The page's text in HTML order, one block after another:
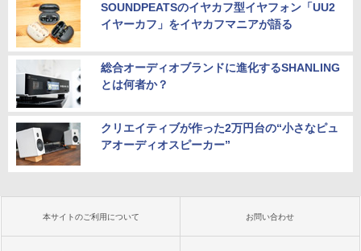
SOUNDPEATSのイヤカフ型イヤフォン「UU2
イヤーカフ」をイヤカフマニアが語る
総合オーディオブランドに進化するSHANLING
とは何者か？
クリエイティブが作った2万円台の“小さなピュ
アオーディオスピーカー”
本サイトのご利用について お問い合わせ